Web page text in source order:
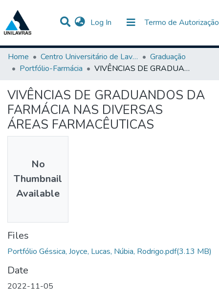
Log In (current) Termo de Autorização
Communities & Collections
Statistics
All of DSpace
Home
Centro Universitário de Lavras-UNILAVRAS
Graduação
Portfólio-Farmácia
VIVÊNCIAS DE GRADUANDOS DA FARMÁCIA NAS DIVERSAS ÁREAS FARMACÊUTICAS
VIVÊNCIAS DE GRADUANDOS DA
FARMÁCIA NAS DIVERSAS
ÁREAS FARMACÊUTICAS
No
Thumbnail
Available
Files
Portfólio Géssica, Joyce, Lucas, Núbia, Rodrigo.pdf(3.13 MB)
Date
2022-11-05